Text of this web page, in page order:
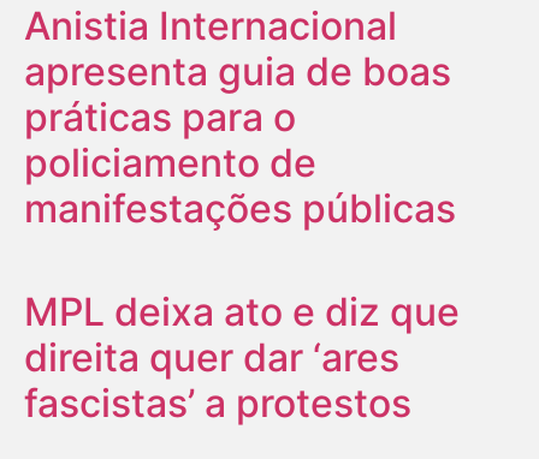
Anistia Internacional
apresenta guia de boas
práticas para o
policiamento de
manifestações públicas
MPL deixa ato e diz que
direita quer dar ‘ares
fascistas’ a protestos